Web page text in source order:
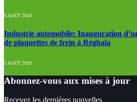
6 AOÛT 2026
Industrie automobile: Inauguration
de plaquettes de frein à Réghaïa
5 AOÛT 2026
Abonnez-vous aux mises à jour
Recevez les dernières nouvelles